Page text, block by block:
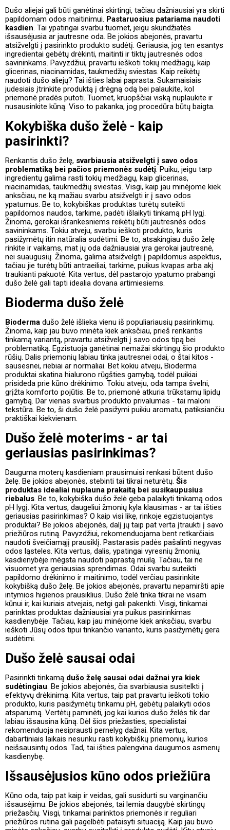
Dušo aliejai gali būti ganėtinai skirtingi, tačiau dažniausiai yra skirti
papildomam odos maitinimui. Pastaruosius patariama naudoti
kasdien. Tai ypatingai svarbu tuomet, jeigu skundžiatės
išsausėjusia ar jautresne oda. Be jokios abejonės, pravartu
atsižvelgti į pasirinkto produkto sudėtį. Geriausia, jog ten esantys
ingredientai gebėtų drėkinti, maitinti ir tiktų jautresnės odos
savininkams. Pavyzdžiui, pravartu ieškoti tokių medžiagų, kaip
glicerinas, niacinamidas, taukmedžių sviestas. Kaip reikėtų
naudoti dušo aliejų? Tai išties labai paprasta. Sukamaisiais
judesiais įtrinkite produktą į drėgną odą bei palaukite, kol
priemonė pradės putoti. Tuomet, kruopščiai viską nuplaukite ir
nusausinkite kūną. Viso to pakanka, jog procedūra būtų baigta.
Kokybiška dušo želė - kaip
pasirinkti?
Renkantis dušo želę, svarbiausia atsižvelgti į savo odos
problematiką bei pačios priemonės sudėtį. Puiku, jeigu tarp
ingredientų galima rasti tokių medžiagų, kaip glicerinas,
niacinamidas, taukmedžių sviestas. Visgi, kaip jau minėjome kiek
anksčiau, ne ką mažiau svarbu atsižvelgti ir į savo odos
ypatumus. Be to, kokybiškas produktas turėtų suteikti
papildomos naudos, tarkime, padėti išlaikyti tinkamą pH lygį.
Žinoma, gerokai išrankesniems reikėtų būti jautresnės odos
savininkams. Tokiu atveju, svarbu ieškoti produkto, kuris
pasižymėtų itin natūralia sudėtimi. Be to, atsakingiau dušo želę
rinkite ir vaikams, mat jų oda dažniausiai yra gerokai jautresnė,
nei suaugusių. Žinoma, galima atsižvelgti į papildomus aspektus,
tačiau jie turėtų būti antraeiliai, tarkime, puikus kvapas arba akį
traukianti pakuotė. Kita vertus, dėl pastarojo ypatumo prabangi
dušo želė gali tapti idealia dovana artimiesiems.
Bioderma dušo želė
Bioderma dušo želė išlieka vienu iš populiariausių pasirinkimų.
Žinoma, kaip jau buvo minėta kiek anksčiau, prieš renkantis
tinkamą variantą, pravartu atsižvelgti į savo odos tipą bei
problematiką. Egzistuoja ganėtinai nemažai skirtingų šio produkto
rūšių. Dalis priemonių labiau tinka jautresnei odai, o štai kitos -
sausesnei, riebiai ar normaliai. Bet kokiu atveju, Bioderma
produktai skatina hialurono rūgšties gamybą, todėl puikiai
prisideda prie kūno drėkinimo. Tokiu atveju, oda tampa švelni,
grįžta komforto pojūtis. Be to, priemonė atkuria trūkstamų lipidų
gamybą. Dar vienas svarbus produkto privalumas - tai maloni
tekstūra. Be to, ši dušo želė pasižymi puikiu aromatu, patiksiančiu
praktiškai kiekvienam.
Dušo želė moterims - ar tai
geriausias pasirinkimas?
Dauguma moterų kasdieniam prausimuisi renkasi būtent dušo
želę. Be jokios abejonės, stebinti tai tikrai neturėtų. Šis
produktas idealiai nuplauna prakaitą bei susikaupusius
riebalus. Be to, kokybiška dušo želė geba palaikyti tinkamą odos
pH lygį. Kita vertus, daugeliui žmonių kyla klausimas - ar tai išties
geriausias pasirinkimas? O kaip visi likę, rinkoje egzistuojantys
produktai? Be jokios abejonės, dalį jų taip pat verta įtraukti į savo
priežiūros rutiną. Pavyzdžiui, rekomenduojama bent retkarčiais
naudoti šveičiamąjį prausiklį. Pastarasis padės pašalinti negyvas
odos ląsteles. Kita vertus, dalis, ypatingai vyresnių žmonių,
kasdienybėje mėgsta naudoti paprastą muilą. Tačiau, tai ne
visuomet yra geriausias sprendimas. Odai svarbu suteikti
papildomo drėkinimo ir maitinimo, todėl verčiau pasirinkite
kokybišką dušo želę. Be jokios abejonės, pravartu nepamiršti apie
intymios higienos prausiklius. Dušo želė tinka tikrai ne visam
kūnui ir, kai kuriais atvejais, netgi gali pakenkti. Visgi, tinkamai
parinktas produktas dažniausiai yra puikus pasirinkimas
kasdienybėje. Tačiau, kaip jau minėjome kiek anksčiau, svarbu
ieškoti Jūsų odos tipui tinkančio varianto, kuris pasižymėtų gera
sudėtimi.
Dušo želė sausai odai
Pasirinkti tinkamą dušo želę sausai odai dažnai yra kiek
sudėtingiau. Be jokios abejonės, čia svarbiausia susitelkti į
efektyvų drėkinimą. Kita vertus, taip pat pravartu ieškoti tokio
produkto, kuris pasižymėtų tinkamu pH, gebėtų palaikyti odos
atsparumą. Vertėtų paminėti, jog kai kurios dušo želės tik dar
labiau išsausina kūną. Dėl šios priežasties, specialistai
rekomenduoja nesiprausti pernelyg dažnai. Kita vertus,
dabartiniais laikais nesunku rasti kokybiškų priemonių, kurios
neišsausintų odos. Tad, tai išties palengvina daugumos asmenų
kasdienybę.
Išsausėjusios kūno odos priežiūra
Kūno oda, taip pat kaip ir veidas, gali susidurti su varginančiu
išsausėjimu. Be jokios abejonės, tai lemia daugybė skirtingų
priežasčių. Visgi, tinkamai parinktos priemonės ir reguliari
priežiūros rutina gali pagelbėti pataisyti situaciją. Kaip jau buvo